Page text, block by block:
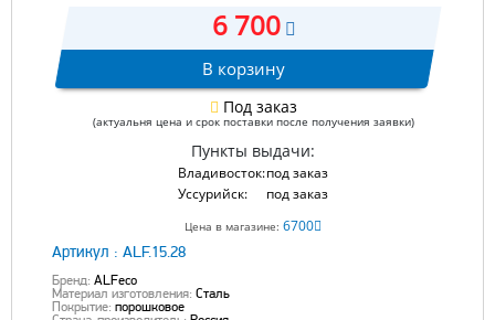
6 700
В корзину
Под заказ
(актуальня цена и срок поставки после получения заявки)
Пункты выдачи:
Владивосток:под заказ
Уссурийск:
под заказ
Цена в магазине: 6700
Артикул : ALF.15.28
Бренд: ALFeco
Материал изготовления: Сталь
Покрытие: порошковое